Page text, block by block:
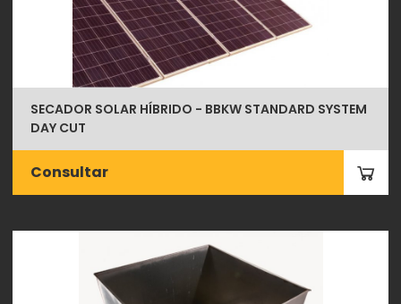
SECADOR SOLAR HÍBRIDO - BBKW STANDARD SYSTEM
DAY CUT
Consultar